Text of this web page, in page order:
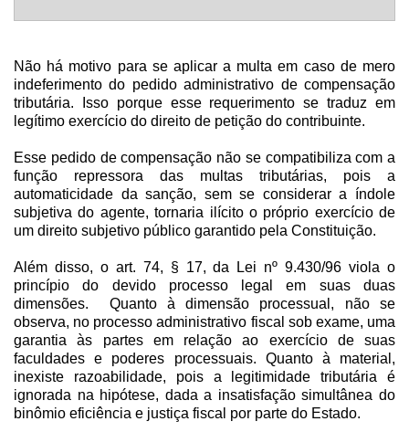
Não há motivo para se aplicar a multa em caso de mero
indeferimento do pedido administrativo de compensação
tributária. Isso porque esse requerimento se traduz em
legítimo exercício do direito de petição do contribuinte.
Esse pedido de compensação não se compatibiliza com a
função repressora das multas tributárias, pois a
automaticidade da sanção, sem se considerar a índole
subjetiva do agente, tornaria ilícito o próprio exercício de
um direito subjetivo público garantido pela Constituição.
Além disso, o art. 74, § 17, da Lei nº 9.430/96 viola o
princípio do devido processo legal em suas duas
dimensões.
Quanto à dimensão processual, não se
observa, no processo administrativo fiscal sob exame, uma
garantia às partes em relação ao exercício de suas
faculdades e poderes processuais. Quanto à material,
inexiste razoabilidade, pois a legitimidade tributária é
ignorada na hipótese, dada a insatisfação simultânea do
binômio eficiência e justiça fiscal por parte do Estado.